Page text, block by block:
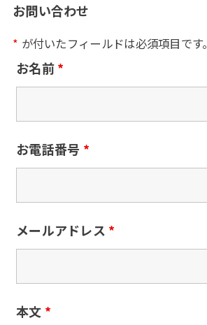
お問い合わせ
* が付いたフィールドは必須項目です。
お名前*
お電話番号 *
メールアドレス *
本文 *